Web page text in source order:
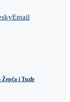
Email
Žepča i Tuzle